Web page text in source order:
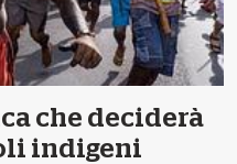
che deciderà
indigeni